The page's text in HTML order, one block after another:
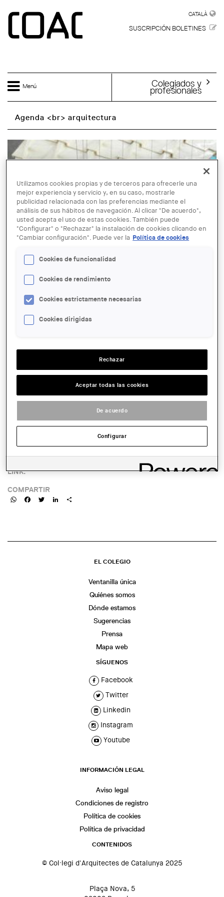
CATALÀ
SUSCRIPCIÓN BOLETINES
Menú Colegiados y
profesionales
Agenda <br> arquitectura
25 OCT
Toni Cumella: Procediments
contemporanis aplicats a la
producció de la ceràmica
ENTIDAD ORGANIZADORA:
2016-10-25 18:00
LINK:
COMPARTIR
WhatsAppFacebookTwitterLinkedIn
EL COLEGIO
Ventanilla única
Quiénes somos
Dónde estamos
Sugerencias
Prensa
Mapa web
SÍGUENOS
Facebook
Twitter
Linkedin
Instagram
Youtube
INFORMACIÓN LEGAL
Aviso legal
Condiciones de registro
Política de cookies
Política de privacidad
CONTENIDOS
© Col·legi d'Arquitectes de Catalunya 2025
Plaça Nova, 5
Utilizamos cookies propias y de terceros para ofrecerle una
mejor experiencia y servicio y, en su caso, mostrarle
publicidad relacionada con las preferencias mediante el
análisis de sus hábitos de navegación. Al clicar "De acuerdo",
usted acepta el uso de estas cookies. También puede
"Configurar" o "Rechazar" la instalación de cookies clicando en
"Cambiar configuración". Puede ver la Política de cookies
Cookies de funcionalidad
Cookies de rendimiento
Cookies estrictamente necesarias
Cookies dirigidas
Rechazar
Aceptar todas las cookies
De acuerdo
Configurar